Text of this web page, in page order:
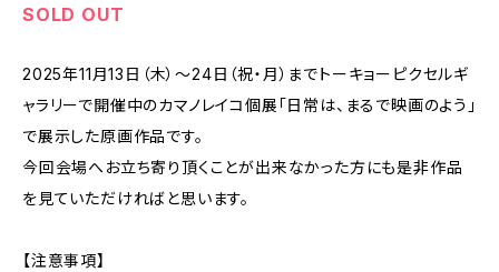
SOLD OUT
2025年11月13日（木）～24日（祝・月）までトーキョーピクセルギ
ャラリーで開催中のカマノレイコ個展「日常は、まるで映画のよう」
で展示した原画作品です。
今回会場へお立ち寄り頂くことが出来なかった方にも是非作品
を見ていただければと思います。
【注意事項】